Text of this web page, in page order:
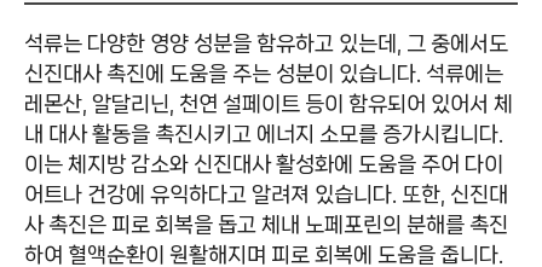
석류는 다양한 영양 성분을 함유하고 있는데, 그 중에서도
신진대사 촉진에 도움을 주는 성분이 있습니다. 석류에는
레몬산, 알달리닌, 천연 설페이트 등이 함유되어 있어서 체
내 대사 활동을 촉진시키고 에너지 소모를 증가시킵니다.
이는 체지방 감소와 신진대사 활성화에 도움을 주어 다이
어트나 건강에 유익하다고 알려져 있습니다. 또한, 신진대
사 촉진은 피로 회복을 돕고 체내 노페포린의 분해를 촉진
하여 혈액순환이 원활해지며 피로 회복에 도움을 줍니다.